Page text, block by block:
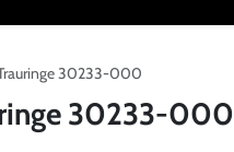
30233-000
30233-000